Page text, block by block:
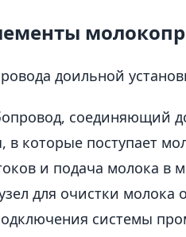
доильной
соединяющий
в которые поступает
и подача молока в
для очистки молока
системы